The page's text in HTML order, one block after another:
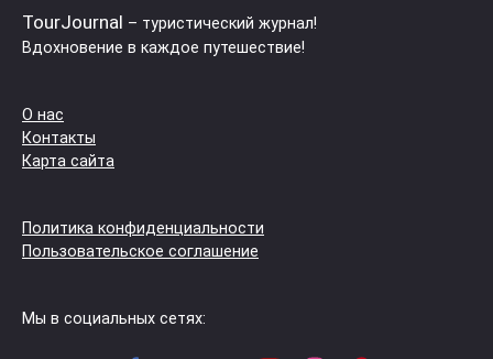
TourJournal – туристический журнал!
Вдохновение в каждое путешествие!
О нас
Контакты
Карта сайта
Политика конфиденциальности
Пользовательское соглашение
Мы в социальных сетях: